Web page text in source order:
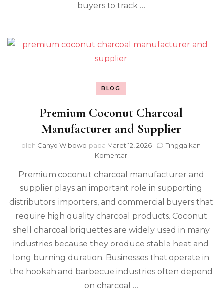
buyers to track …
BLOG
Premium Coconut Charcoal
Manufacturer and Supplier
oleh Cahyo Wibowo pada Maret 12, 2026
Tinggalkan
Komentarpada
Coconut
Charcoal
Manufacturer
and
Supplier
Premium coconut charcoal manufacturer and
supplier plays an important role in supporting
distributors, importers, and commercial buyers that
require high quality charcoal products. Coconut
shell charcoal briquettes are widely used in many
industries because they produce stable heat and
long burning duration. Businesses that operate in
the hookah and barbecue industries often depend
on charcoal …